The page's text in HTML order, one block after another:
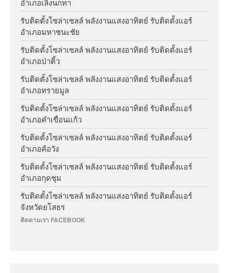
อำเภอเลิงนกทา
รับติดตั้งโซล่าเซลล์ พลังงานแสงอาทิตย์ รับติดตั้งแอร์
อำเภอมหาชนะชัย
รับติดตั้งโซล่าเซลล์ พลังงานแสงอาทิตย์ รับติดตั้งแอร์
อำเภอป่าติ้ว
รับติดตั้งโซล่าเซลล์ พลังงานแสงอาทิตย์ รับติดตั้งแอร์
อำเภอทรายมูล
รับติดตั้งโซล่าเซลล์ พลังงานแสงอาทิตย์ รับติดตั้งแอร์
อำเภอคำเขื่อนแก้ว
รับติดตั้งโซล่าเซลล์ พลังงานแสงอาทิตย์ รับติดตั้งแอร์
อำเภอค้อวัง
รับติดตั้งโซล่าเซลล์ พลังงานแสงอาทิตย์ รับติดตั้งแอร์
อำเภอกุดชุม
รับติดตั้งโซล่าเซลล์ พลังงานแสงอาทิตย์ รับติดตั้งแอร์
จังหวัดยโสธร
ติดตามเรา FACEBOOK